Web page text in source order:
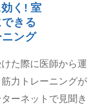
く! 室
きる
ング
た際に医師から運
力トレーニングが
ーネットで見聞き